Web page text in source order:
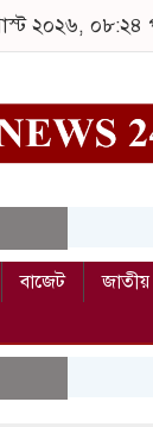
২০২৬, ০৮:২৪
বাজেট জাতীয়